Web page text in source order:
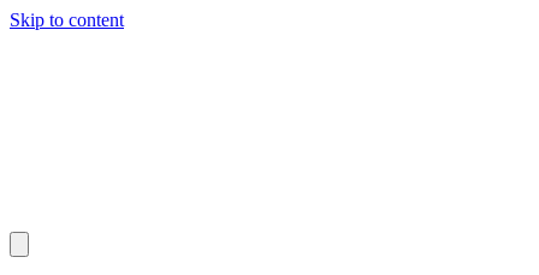
Skip to content